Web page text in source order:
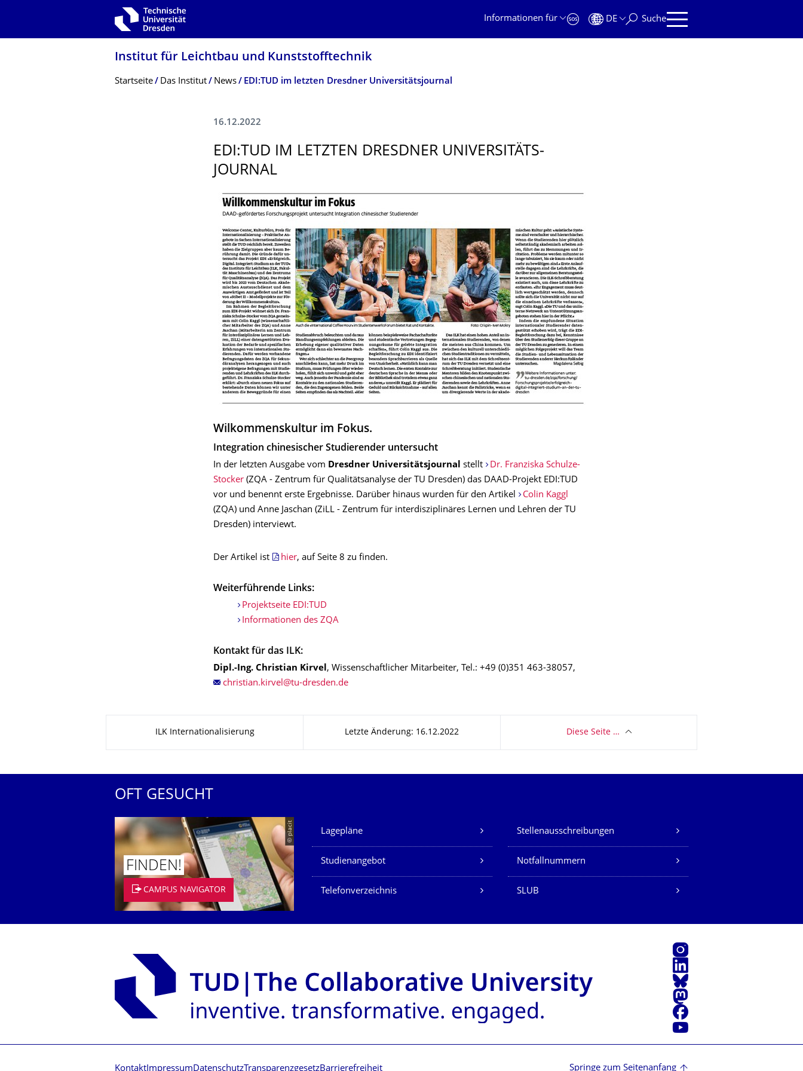
Zur Hauptnavigation springen
Informationen für
DE Suche
Institut für Leichtbau und Kunststofftechnik
Breadcrumb-Menü
Startseite Das Institut News EDI:TUD im letzten Dresdner Universitäts­journal
16.12.2022
EDI:TUD IM LETZTEN DRESDNER UNIVERSITÄTS­
JOURNAL
Wilkommenskultur im Fokus.
Integration chinesischer Studierender untersucht
In der letzten Ausgabe vom Dresdner Universitätsjournal stellt
Dr. Franziska Schulze-
Stocker (ZQA - Zentrum für Qualitätsana­lyse der TU Dresden) das DAAD-Projekt EDI:TUD
vor und benennt erste Ergebnisse. Darüber hinaus wurden für den Artikel
Colin Kaggl
(ZQA) und Anne Jaschan (ZiLL - Zentrum für interdisziplinäres Lernen und Lehren der TU
Dresden) interviewt.
Der Artikel ist hier, auf Seite 8 zu finden.
Weiterführende Links:
Projektseite EDI:TUD
Informationen des ZQA
Kontakt für das ILK:
Dipl.-Ing. Christian Kirvel, Wissenschaftlicher Mitarbeiter, Tel.: +49 (0)351 463-38057,
ILK Internationalisierung Letzte Änderung: 16.12.2022 Diese Seite …
OFT GESUCHT
© placit
FINDEN!
CAMPUS NAVIGATOR
Unsere Dienste
Lagepläne Stellenausschreibungen
Studienangebot Notfallnummern
Telefonverzeichnis SLUB
Instagram
LinkedIn
Bluesky
Mastodon
Facebook
Youtube
Kontakt Impressum DatenschutzTransparenzgesetzBarrierefreiheit Springe zum Seitenanfang